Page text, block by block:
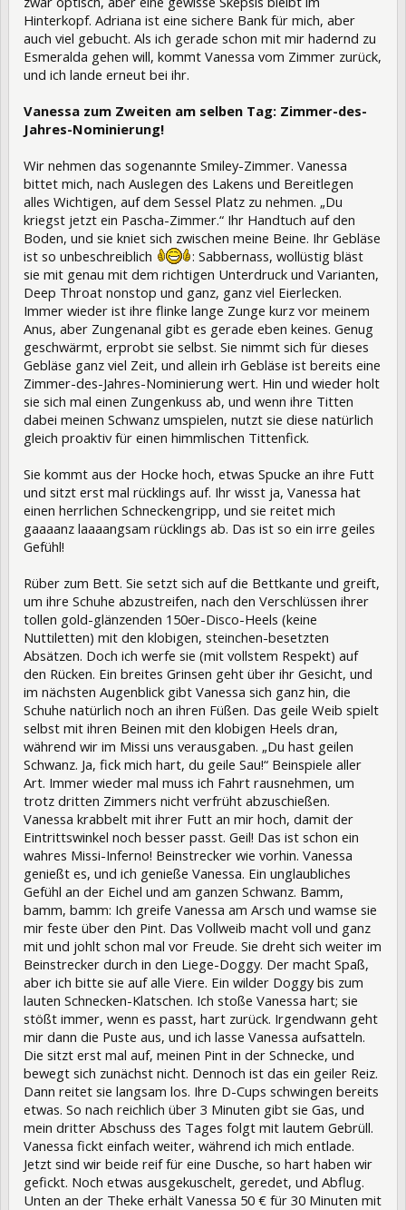
Hinterkopf. Adriana ist eine sichere Bank für mich, aber
auch viel gebucht. Als ich gerade schon mit mir hadernd zu
Esmeralda gehen will, kommt Vanessa vom Zimmer zurück,
und ich lande erneut bei ihr.
Vanessa zum Zweiten am selben Tag: Zimmer-des-
Jahres-Nominierung!
Wir nehmen das sogenannte Smiley-Zimmer. Vanessa
bittet mich, nach Auslegen des Lakens und Bereitlegen
alles Wichtigen, auf dem Sessel Platz zu nehmen. „Du
kriegst jetzt ein Pascha-Zimmer.“ Ihr Handtuch auf den
Boden, und sie kniet sich zwischen meine Beine. Ihr Gebläse
ist so unbeschreiblich
: Sabbernass, wollüstig bläst
sie mit genau mit dem richtigen Unterdruck und Varianten,
Deep Throat nonstop und ganz, ganz viel Eierlecken.
Immer wieder ist ihre flinke lange Zunge kurz vor meinem
Anus, aber Zungenanal gibt es gerade eben keines. Genug
geschwärmt, erprobt sie selbst. Sie nimmt sich für dieses
Gebläse ganz viel Zeit, und allein irh Gebläse ist bereits eine
Zimmer-des-Jahres-Nominierung wert. Hin und wieder holt
sie sich mal einen Zungenkuss ab, und wenn ihre Titten
dabei meinen Schwanz umspielen, nutzt sie diese natürlich
gleich proaktiv für einen himmlischen Tittenfick.
Sie kommt aus der Hocke hoch, etwas Spucke an ihre Futt
und sitzt erst mal rücklings auf. Ihr wisst ja, Vanessa hat
einen herrlichen Schneckengripp, und sie reitet mich
gaaaanz laaaangsam rücklings ab. Das ist so ein irre geiles
Gefühl!
Rüber zum Bett. Sie setzt sich auf die Bettkante und greift,
um ihre Schuhe abzustreifen, nach den Verschlüssen ihrer
tollen gold-glänzenden 150er-Disco-Heels (keine
Nuttiletten) mit den klobigen, steinchen-besetzten
Absätzen. Doch ich werfe sie (mit vollstem Respekt) auf
den Rücken. Ein breites Grinsen geht über ihr Gesicht, und
im nächsten Augenblick gibt Vanessa sich ganz hin, die
Schuhe natürlich noch an ihren Füßen. Das geile Weib spielt
selbst mit ihren Beinen mit den klobigen Heels dran,
während wir im Missi uns verausgaben. „Du hast geilen
Schwanz. Ja, fick mich hart, du geile Sau!“ Beinspiele aller
Art. Immer wieder mal muss ich Fahrt rausnehmen, um
trotz dritten Zimmers nicht verfrüht abzuschießen.
Vanessa krabbelt mit ihrer Futt an mir hoch, damit der
Eintrittswinkel noch besser passt. Geil! Das ist schon ein
wahres Missi-Inferno! Beinstrecker wie vorhin. Vanessa
genießt es, und ich genieße Vanessa. Ein unglaubliches
Gefühl an der Eichel und am ganzen Schwanz. Bamm,
bamm, bamm: Ich greife Vanessa am Arsch und wamse sie
mir feste über den Pint. Das Vollweib macht voll und ganz
mit und johlt schon mal vor Freude. Sie dreht sich weiter im
Beinstrecker durch in den Liege-Doggy. Der macht Spaß,
aber ich bitte sie auf alle Viere. Ein wilder Doggy bis zum
lauten Schnecken-Klatschen. Ich stoße Vanessa hart; sie
stößt immer, wenn es passt, hart zurück. Irgendwann geht
mir dann die Puste aus, und ich lasse Vanessa aufsatteln.
Die sitzt erst mal auf, meinen Pint in der Schnecke, und
bewegt sich zunächst nicht. Dennoch ist das ein geiler Reiz.
Dann reitet sie langsam los. Ihre D-Cups schwingen bereits
etwas. So nach reichlich über 3 Minuten gibt sie Gas, und
mein dritter Abschuss des Tages folgt mit lautem Gebrüll.
Vanessa fickt einfach weiter, während ich mich entlade.
Jetzt sind wir beide reif für eine Dusche, so hart haben wir
gefickt. Noch etwas ausgekuschelt, geredet, und Abflug.
Unten an der Theke erhält Vanessa 50 € für 30 Minuten mit